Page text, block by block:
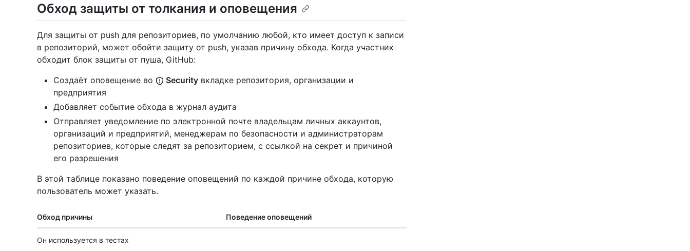
Обход защиты от толкания и оповещения
Для защиты от push для репозиториев, по умолчанию любой, кто имеет доступ к записи
в репозиторий, может обойти защиту от push, указав причину обхода. Когда участник
обходит блок защиты от пуша, GitHub:
Создаёт оповещение во
Security вкладке репозитория, организации и
предприятия
Добавляет событие обхода в журнал аудита
Отправляет уведомление по электронной почте владельцам личных аккаунтов,
организаций и предприятий, менеджерам по безопасности и администраторам
репозиториев, которые следят за репозиторием, с ссылкой на секрет и причиной
его разрешения
В этой таблице показано поведение оповещений по каждой причине обхода, которую
пользователь может указать.
Обход причины Поведение оповещений
Он используется в тестах